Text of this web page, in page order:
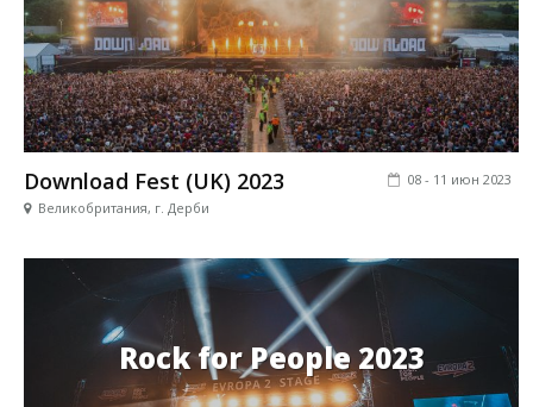
Download Fest (UK) 2023
Великобритания, г. Дерби
08 - 11 июн 2023
Rock for People 2023